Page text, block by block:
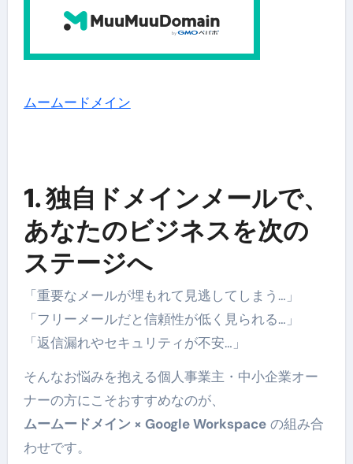
ムームードメイン
1. 独自ドメインメールで、
あなたのビジネスを次の
ステージへ
「重要なメールが埋もれて見逃してしまう…」
「フリーメールだと信頼性が低く見られる…」
「返信漏れやセキュリティが不安…」
そんなお悩みを抱える個人事業主・中小企業オー
ナーの方にこそおすすめなのが、
ムームードメイン × Google Workspaceの組み合
わせです。